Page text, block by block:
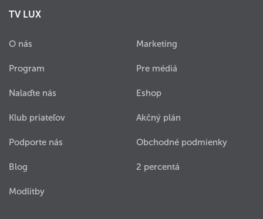
TV LUX
O nás
Program
Nalaďte nás
Klub priateľov
Podporte nás
Blog
Modlitby
Marketing
Pre médiá
Eshop
Akčný plán
Obchodné podmienky
2 percentá